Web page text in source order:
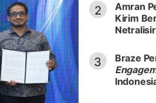
2
Amran
Kirim
3 Braze